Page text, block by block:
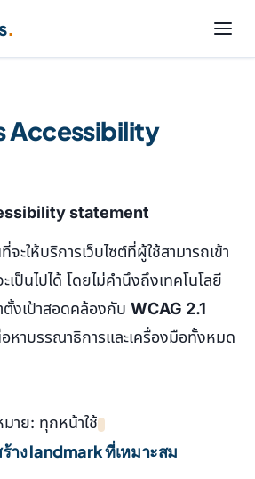
.
Accessibility
statement
ให้บริการเว็บไซต์ที่ผู้ใช้สามารถเข้า
เป็นไปได้ โดยไม่คำนึงถึงเทคโนโลยี
ตั้งเป้าสอดคล้องกับ WCAG 2.1
อหาบรรณาธิการและเครื่องมือทั้งหมด
าย: ทุกหน้าใช้
าง landmark ที่เหมาะสม